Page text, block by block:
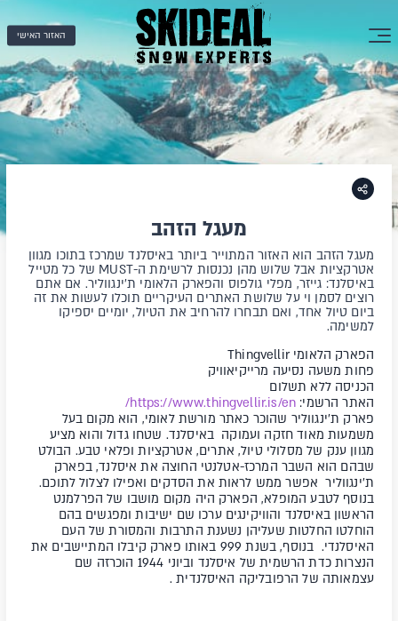
האזור האישי
מעגל הזהב
מעגל הזהב הוא האזור המתוייר ביותר באיסלנד שמרכז בתוכו מגוון
אטרקציות אבל שלוש מהן נכנסות לרשימת ה-MUST של כל מטייל
באיסלנד: גייזר, מפלי גולפוס והפארק הלאומי ת'ינגווליר. אם אתם
רוצים לסמן וי על שלושת האתרים העיקריים תוכלו לעשות את זה
ביום טיול אחד, ואם תבחרו להרחיב את הטיול, יומיים יספיקו
למשימה.
הפארק הלאומי Thingvellir
פחות משעה נסיעה מרייקיאוויק
הכניסה ללא תשלום
האתר הרשמי: https://www.thingvellir.is/en/
פארק ת'ינגווליר שהוכר כאתר מורשת לאומי, הוא מקום בעל
משמעות מאוד חזקה ועמוקה באיסלנד. שטחו גדול והוא מציע
מגוון ענק של מסלולי טיול, אתרים, אטרקציות ופלאי טבע. הבולט
שבהם הוא השבר המרכז-אטלנטי החוצה את איסלנד, בפארק
ת'ינגווליר אפשר ממש לראות את הסדקים ואפילו לצלול לתוכם.
בנוסף לטבע המופלא, הפארק היה מקום מושבו של הפרלמנט
הראשון באיסלנד והוויקינגים ערכו שם ישיבות ומפגשים בהם
הוחלטו החלטות שעליהן נשענת התרבות והמסורת של העם
האיסלנדי. בנוסף, בשנת 999 באותו פארק קיבלו המתיישבים את
הנצרות כדת הרשמית של איסלנד וביוני 1944 הוכרזה שם
עצמאותה של הרפובליקה האיסלנדית .